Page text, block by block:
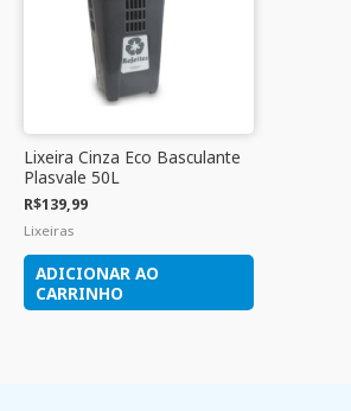
Lixeira Cinza Eco Basculante
Plasvale 50L
R$139,99
Lixeiras
ADICIONAR AO
CARRINHO